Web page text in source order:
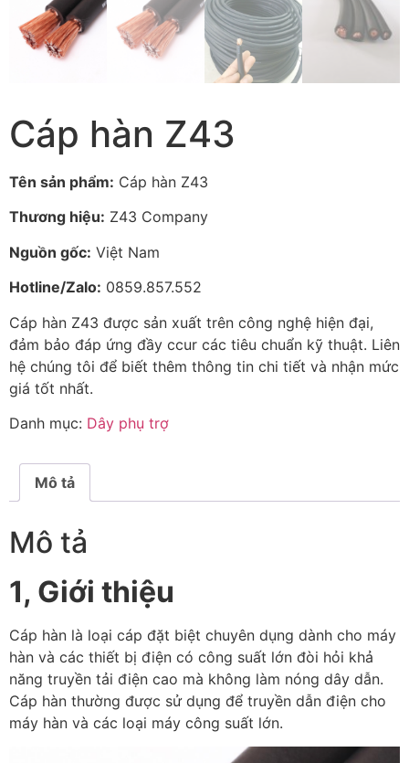
Cáp hàn Z43
Tên sản phẩm: Cáp hàn Z43
Thương hiệu: Z43 Company
Nguồn gốc: Việt Nam
Hotline/Zalo: 0859.857.552
Cáp hàn Z43 được sản xuất trên công nghệ hiện đại,
đảm bảo đáp ứng đầy ccur các tiêu chuẩn kỹ thuật. Liên
hệ chúng tôi để biết thêm thông tin chi tiết và nhận mức
giá tốt nhất.
Danh mục: Dây phụ trợ
Mô tả
Mô tả
1, Giới thiệu
Cáp hàn là loại cáp đặt biệt chuyên dụng dành cho máy
hàn và các thiết bị điện có công suất lớn đòi hỏi khả
năng truyền tải điện cao mà không làm nóng dây dẫn.
Cáp hàn thường được sử dụng để truyền dẫn điện cho
máy hàn và các loại máy công suất lớn.